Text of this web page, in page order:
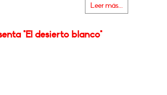
Leer más...
"El desierto blanco"